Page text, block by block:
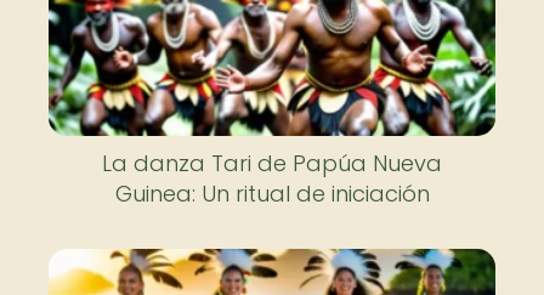
La danza Tari de Papúa Nueva
Guinea: Un ritual de iniciación